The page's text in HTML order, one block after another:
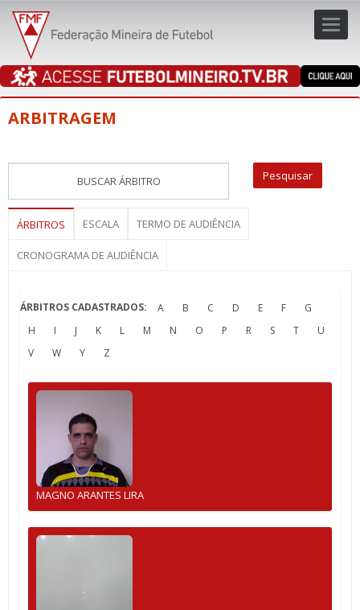
ARBITRAGEM
ÁRBITROS ESCALA TERMO DE AUDIÊNCIA
CRONOGRAMA DE AUDIÊNCIA
ÁRBITROS CADASTRADOS: A B C D E F
G
H
I J K L M N O P R S T
U
V
W Y Z
MAGNO ARANTES LIRA